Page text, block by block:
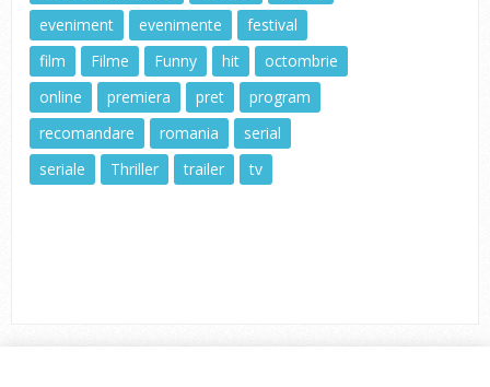
eveniment
evenimente
festival
film
Filme Funny hit
octombrie
online
premiera pret
program
recomandare
romania
serial
seriale
Thriller trailer tv